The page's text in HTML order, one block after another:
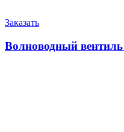
Заказать
Волноводный